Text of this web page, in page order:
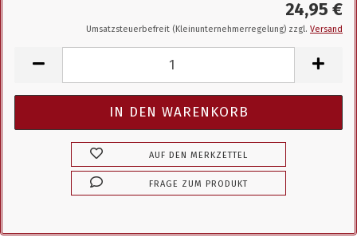
24,95 €
Umsatzsteuerbefreit (Kleinunternehmerregelung) zzgl. Versand
AUF DEN MERKZETTEL
FRAGE ZUM PRODUKT